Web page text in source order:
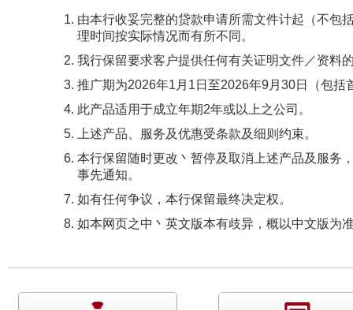
由本行收妥完整的贷款申请所需文件计起（不包
理时间按实际情况而有所不同。
我行保留要求客户提供任何有关证明文件／资料
推广期为2026年1月1日至2026年9月30日（包括
此产品适用于成立年期2年或以上之公司。
上述产品、服务及优惠受条款及细则约束。
本行保留随时更改丶暂停及取消上述产品及服务
事先通知。
如有任何争议，本行保留最终决定权。
如本网页之中丶英文版本有歧异，概以中文版为